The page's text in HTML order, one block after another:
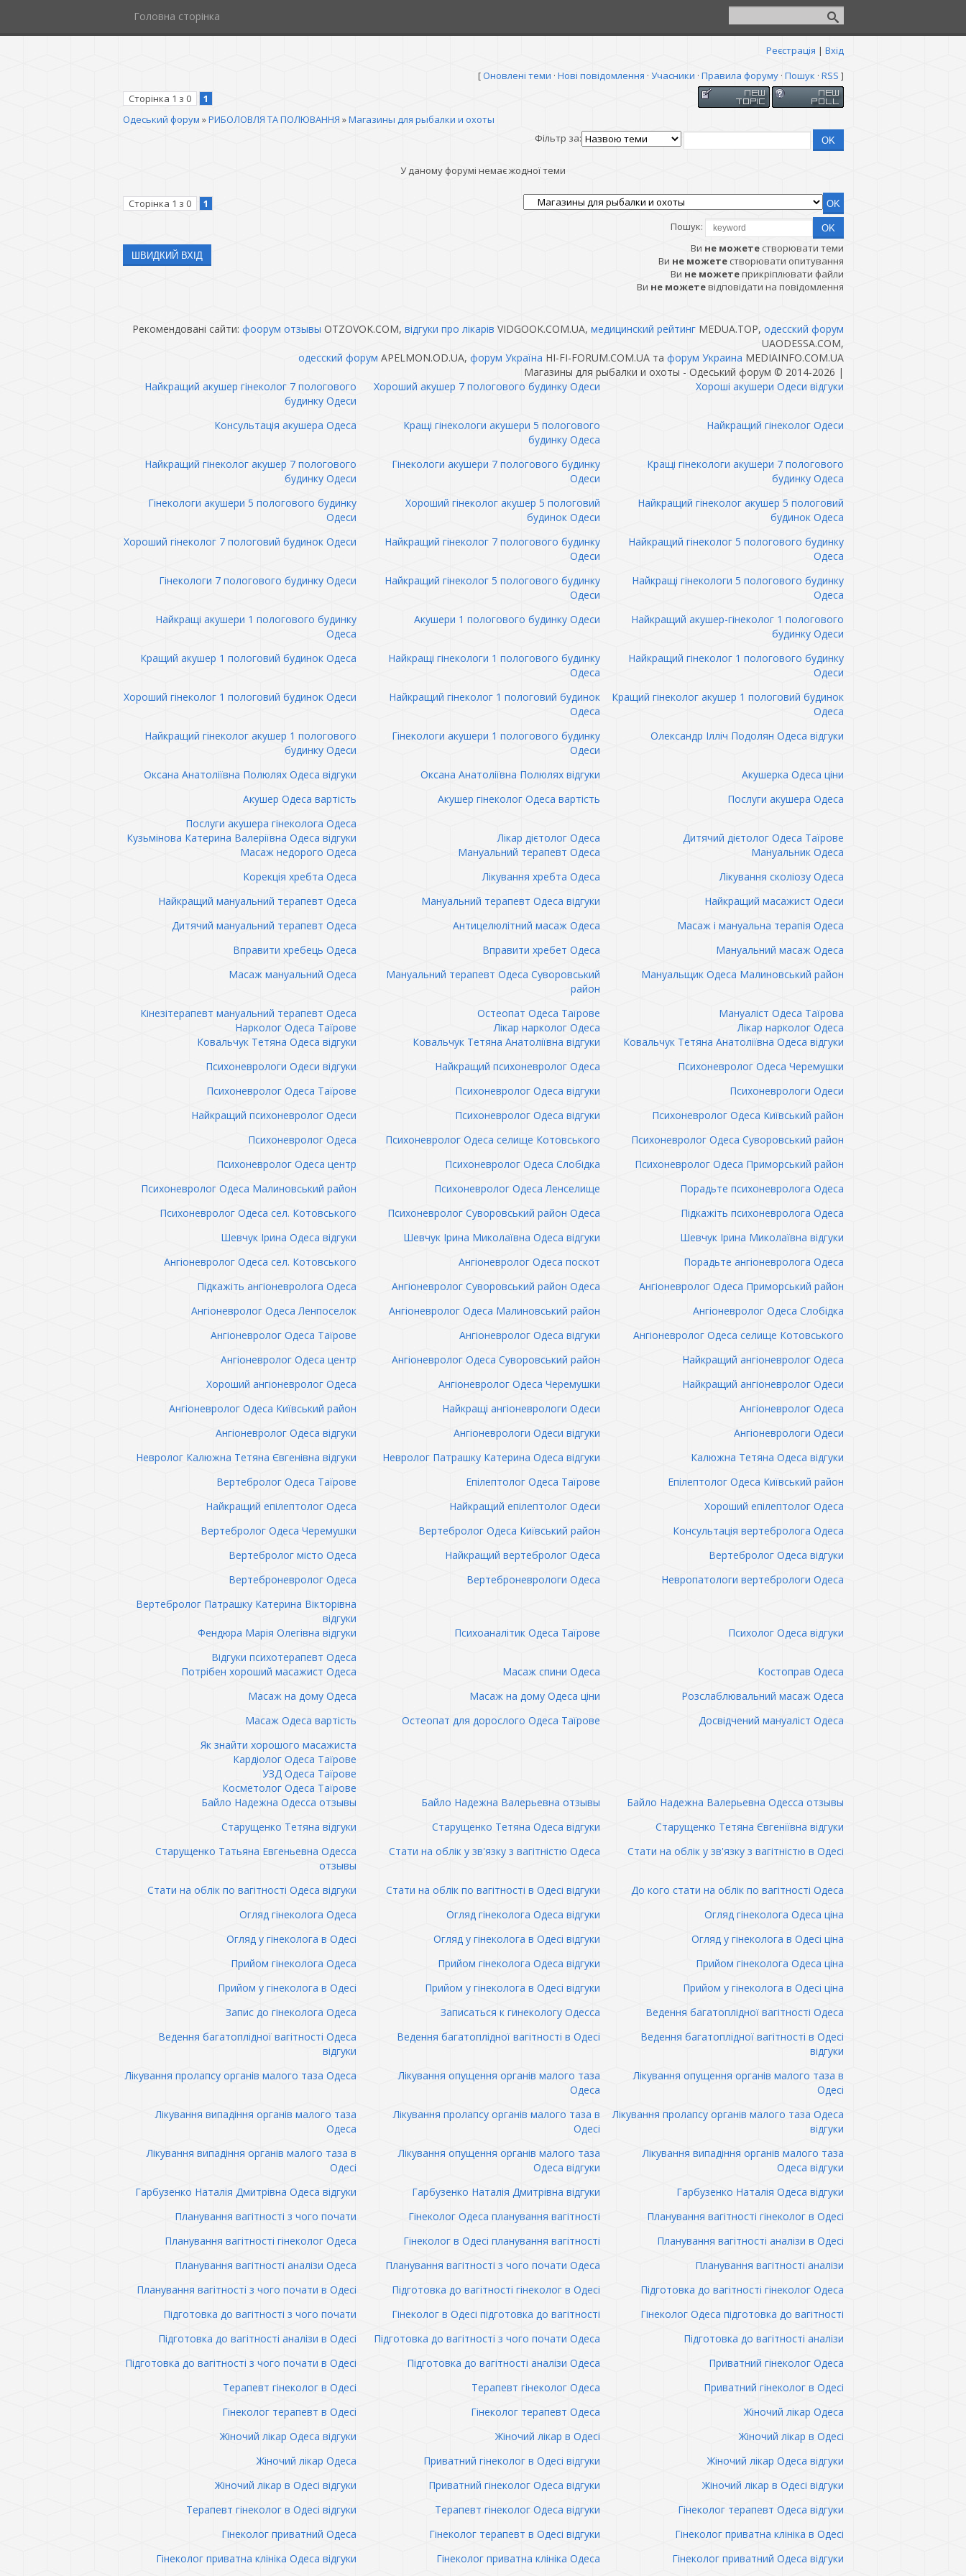
Головна сторінка
Реєстрація | Вхід
[Оновлені теми · Нові повідомлення · Учасники · Правила форуму· Пошук · RSS ]
Сторінка 1 з 0
1
Одеський форум »РИБОЛОВЛЯ ТА ПОЛЮВАННЯ »Магазины для рыбалки и охоты
Фільтр за:
У даному форумі немає жодної теми
Сторінка 1 з 0
1
Пошук:
Ви не можетестворювати теми
Ви не можетестворювати опитування
Ви не можетеприкріплювати файли
Ви не можетевідповідати на повідомлення
Рекомендовані сайти: фоорум отзывы OTZOVOK.COM, відгуки про лікарів VIDGOOK.COM.UA, медицинский рейтингMEDUA.TOP, одесский форум
UAODESSA.COM,
одесский форум APELMON.OD.UA, форум Україна HI-FI-FORUM.COM.UA та форум Украина MEDIAINFO.COM.UA
Магазины для рыбалки и охоты - Одеський форум © 2014-2026 |
Найкращий акушер гінеколог 7 пологового
будинку Одеси
Хороший акушер 7 пологового будинку Одеси Хороші акушери Одеси відгуки
Консультація акушера Одеса
Кращі гінекологи акушери 5 пологового
будинку Одеса
Найкращий гінеколог Одеси
Найкращий гінеколог акушер 7 пологового
будинку Одеси
Гінекологи акушери 7 пологового будинку
Одеси
Кращі гінекологи акушери 7 пологового
будинку Одеса
Гінекологи акушери 5 пологового будинку
Одеси
Хороший гінеколог акушер 5 пологовий
будинок Одеси
Найкращий гінеколог акушер 5 пологовий
будинок Одеса
Хороший гінеколог 7 пологовий будинок Одеси
Найкращий гінеколог 7 пологового будинку
Одеси
Найкращий гінеколог 5 пологового будинку
Одеса
Гінекологи 7 пологового будинку Одеси
Найкращий гінеколог 5 пологового будинку
Одеси
Найкращі гінекологи 5 пологового будинку
Одеса
Найкращі акушери 1 пологового будинку
Одеса
Акушери 1 пологового будинку Одеси
Найкращий акушер-гінеколог 1 пологового
будинку Одеси
Кращий акушер 1 пологовий будинок Одеса
Найкращі гінекологи 1 пологового будинку
Одеса
Найкращий гінеколог 1 пологового будинку
Одеси
Хороший гінеколог 1 пологовий будинок Одеси
Найкращий гінеколог 1 пологовий будинок
Одеса
Кращий гінеколог акушер 1 пологовий будинок
Одеса
Найкращий гінеколог акушер 1 пологового
будинку Одеси
Гінекологи акушери 1 пологового будинку
Одеси
Олександр Ілліч Подолян Одеса відгуки
Оксана Анатоліївна Полюлях Одеса відгуки Оксана Анатоліївна Полюлях відгуки
Акушерка Одеса ціни
Акушер Одеса вартість
Акушер гінеколог Одеса вартість
Послуги акушера Одеса
Послуги акушера гінеколога Одеса
Кузьмінова Катерина Валеріївна Одеса відгуки
Лікар дієтолог Одеса
Дитячий дієтолог Одеса Таїрове
Масаж недорого Одеса
Мануальний терапевт Одеса
Мануальник Одеса
Корекція хребта Одеса
Лікування хребта Одеса
Лікування сколіозу Одеса
Найкращий мануальний терапевт Одеса
Мануальний терапевт Одеса відгуки
Найкращий масажист Одеси
Дитячий мануальний терапевт Одеса
Антицелюлітний масаж Одеса
Масаж і мануальна терапія Одеса
Вправити хребець Одеса
Вправити хребет Одеса
Мануальний масаж Одеса
Масаж мануальний Одеса
Мануальний терапевт Одеса Суворовський
район
Мануальщик Одеса Малиновський район
Кінезітерапевт мануальний терапевт Одеса Остеопат Одеса Таїрове
Мануаліст Одеса Таїрова
Нарколог Одеса Таїрове
Лікар нарколог Одеса
Лікар нарколог Одеса
Ковальчук Тетяна Одеса відгуки
Ковальчук Тетяна Анатоліївна відгуки
Ковальчук Тетяна Анатоліївна Одеса відгуки
Психоневрологи Одеси відгуки
Найкращий психоневролог Одеса
Психоневролог Одеса Черемушки
Психоневролог Одеса Таїрове
Психоневролог Одеса відгуки
Психоневрологи Одеси
Найкращий психоневролог Одеси
Психоневролог Одеса відгуки
Психоневролог Одеса Київський район
Психоневролог Одеса
Психоневролог Одеса селище Котовського
Психоневролог Одеса Суворовський район
Психоневролог Одеса центр
Психоневролог Одеса Слобідка
Психоневролог Одеса Приморський район
Психоневролог Одеса Малиновський район
Психоневролог Одеса Ленселище
Порадьте психоневролога Одеса
Психоневролог Одеса сел. Котовського
Психоневролог Суворовський район Одеса
Підкажіть психоневролога Одеса
Шевчук Ірина Одеса відгуки
Шевчук Ірина Миколаївна Одеса відгуки
Шевчук Ірина Миколаївна відгуки
Ангіоневролог Одеса сел. Котовського
Ангіоневролог Одеса поскот
Порадьте ангіоневролога Одеса
Підкажіть ангіоневролога Одеса
Ангіоневролог Суворовський район Одеса
Ангіоневролог Одеса Приморський район
Ангіоневролог Одеса Ленпоселок
Ангіоневролог Одеса Малиновський район
Ангіоневролог Одеса Слобідка
Ангіоневролог Одеса Таїрове
Ангіоневролог Одеса відгуки
Ангіоневролог Одеса селище Котовського
Ангіоневролог Одеса центр
Ангіоневролог Одеса Суворовський район
Найкращий ангіоневролог Одеса
Хороший ангіоневролог Одеса
Ангіоневролог Одеса Черемушки
Найкращий ангіоневролог Одеси
Ангіоневролог Одеса Київський район
Найкращі ангіоневрологи Одеси
Ангіоневролог Одеса
Ангіоневролог Одеса відгуки
Ангіоневрологи Одеси відгуки
Ангіоневрологи Одеси
Невролог Калюжна Тетяна Євгенівна відгуки
Невролог Патрашку Катерина Одеса відгуки
Калюжна Тетяна Одеса відгуки
Вертебролог Одеса Таїрове
Епілептолог Одеса Таїрове
Епілептолог Одеса Київський район
Найкращий епілептолог Одеса
Найкращий епілептолог Одеси
Хороший епілептолог Одеса
Вертебролог Одеса Черемушки
Вертебролог Одеса Київський район
Консультація вертебролога Одеса
Вертебролог місто Одеса
Найкращий вертебролог Одеса
Вертебролог Одеса відгуки
Вертеброневролог Одеса
Вертеброневрологи Одеса
Невропатологи вертебрологи Одеса
Вертебролог Патрашку Катерина Вікторівна
відгуки
Фендюра Марія Олегівна відгуки
Психоаналітик Одеса Таїрове
Психолог Одеса відгуки
Відгуки психотерапевт Одеса
Потрібен хороший масажист Одеса
Масаж спини Одеса
Костоправ Одеса
Масаж на дому Одеса
Масаж на дому Одеса ціни
Розслаблювальний масаж Одеса
Масаж Одеса вартість
Остеопат для дорослого Одеса Таїрове
Досвідчений мануаліст Одеса
Як знайти хорошого масажиста
Кардіолог Одеса Таїрове
УЗД Одеса Таїрове
Косметолог Одеса Таїрове
Байло Надежна Одесса отзывы
Байло Надежна Валерьевна отзывы
Байло Надежна Валерьевна Одесса отзывы
Старущенко Тетяна відгуки
Старущенко Тетяна Одеса відгуки
Старущенко Тетяна Євгеніївна відгуки
Старущенко Татьяна Евгеньевна Одесса
отзывы
Стати на облік у зв'язку з вагітністю Одеса Стати на облік у зв'язку з вагітністю в Одесі
Стати на облік по вагітності Одеса відгуки Стати на облік по вагітності в Одесі відгуки
До кого стати на облік по вагітності Одеса
Огляд гінеколога Одеса
Огляд гінеколога Одеса відгуки
Огляд гінеколога Одеса ціна
Огляд у гінеколога в Одесі
Огляд у гінеколога в Одесі відгуки
Огляд у гінеколога в Одесі ціна
Прийом гінеколога Одеса
Прийом гінеколога Одеса відгуки
Прийом гінеколога Одеса ціна
Прийом у гінеколога в Одесі
Прийом у гінеколога в Одесі відгуки
Прийом у гінеколога в Одесі ціна
Запис до гінеколога Одеса
Записаться к гинекологу Одесса
Ведення багатоплідної вагітності Одеса
Ведення багатоплідної вагітності Одеса
відгуки
Ведення багатоплідної вагітності в Одесі
Ведення багатоплідної вагітності в Одесі
відгуки
Лікування пролапсу органів малого таза Одеса
Лікування опущення органів малого таза
Одеса
Лікування опущення органів малого таза в
Одесі
Лікування випадіння органів малого таза
Одеса
Лікування пролапсу органів малого таза в
Одесі
Лікування пролапсу органів малого таза Одеса
відгуки
Лікування випадіння органів малого таза в
Одесі
Лікування опущення органів малого таза
Одеса відгуки
Лікування випадіння органів малого таза
Одеса відгуки
Гарбузенко Наталія Дмитрівна Одеса відгуки
Гарбузенко Наталія Дмитрівна відгуки
Гарбузенко Наталія Одеса відгуки
Планування вагітності з чого почати
Гінеколог Одеса планування вагітності
Планування вагітності гінеколог в Одесі
Планування вагітності гінеколог Одеса
Гінеколог в Одесі планування вагітності
Планування вагітності аналізи в Одесі
Планування вагітності аналізи Одеса
Планування вагітності з чого почати Одеса
Планування вагітності аналізи
Планування вагітності з чого почати в Одесі
Підготовка до вагітності гінеколог в Одесі
Підготовка до вагітності гінеколог Одеса
Підготовка до вагітності з чого почати
Гінеколог в Одесі підготовка до вагітності
Гінеколог Одеса підготовка до вагітності
Підготовка до вагітності аналізи в Одесі
Підготовка до вагітності з чого почати Одеса
Підготовка до вагітності аналізи
Підготовка до вагітності з чого почати в Одесі
Підготовка до вагітності аналізи Одеса
Приватний гінеколог Одеса
Терапевт гінеколог в Одесі
Терапевт гінеколог Одеса
Приватний гінеколог в Одесі
Гінеколог терапевт в Одесі
Гінеколог терапевт Одеса
Жіночий лікар Одеса
Жіночий лікар Одеса відгуки
Жіночий лікар в Одесі
Жіночий лікар в Одесі
Жіночий лікар Одеса
Приватний гінеколог в Одесі відгуки
Жіночий лікар Одеса відгуки
Жіночий лікар в Одесі відгуки
Приватний гінеколог Одеса відгуки
Жіночий лікар в Одесі відгуки
Терапевт гінеколог в Одесі відгуки
Терапевт гінеколог Одеса відгуки
Гінеколог терапевт Одеса відгуки
Гінеколог приватний Одеса
Гінеколог терапевт в Одесі відгуки
Гінеколог приватна клініка в Одесі
Гінеколог приватна клініка Одеса відгуки
Гінеколог приватна клініка Одеса Гінеколог приватний Одеса відгуки